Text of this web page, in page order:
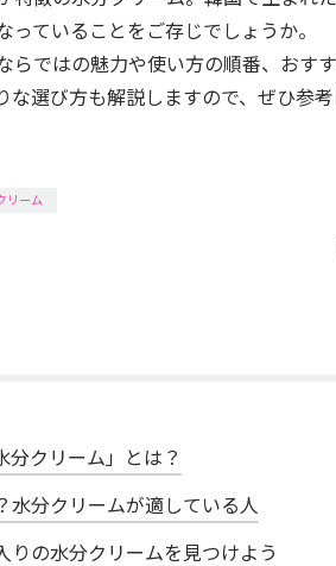
ていることをご存じでしょうか。
らではの魅力や使い方の順番、おす
な選び方も解説しますので、ぜひ参
リーム
クリーム」とは？
水分クリームが適している人
りの水分クリームを見つけよう